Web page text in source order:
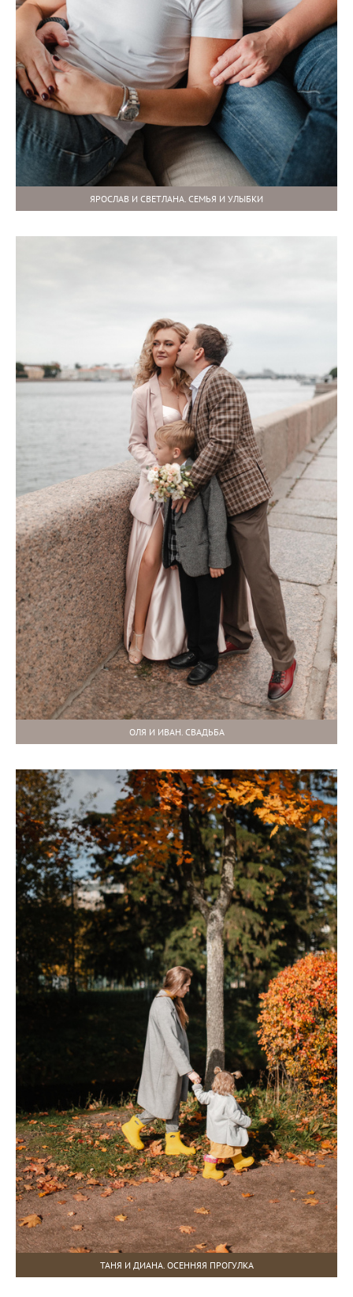
ЯРОСЛАВ И СВЕТЛАНА. СЕМЬЯ И УЛЫБКИ
ОЛЯ И ИВАН. СВАДЬБА
ТАНЯ И ДИАНА. ОСЕННЯЯ ПРОГУЛКА